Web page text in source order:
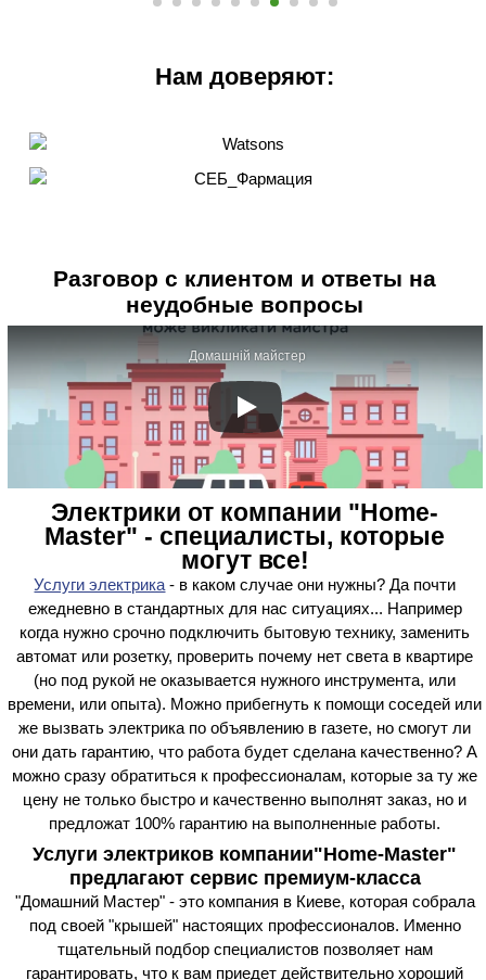
Нам доверяют:
Разговор с клиентом и ответы на
неудобные вопросы
Домашній майстер
Электрики от компании "Home-
Master" - специалисты, которые
могут все!
Услуги электрика - в каком случае они нужны? Да почти
ежедневно в стандартных для нас ситуациях... Например
когда нужно срочно подключить бытовую технику, заменить
автомат или розетку, проверить почему нет света в квартире
(но под рукой не оказывается нужного инструмента, или
времени, или опыта). Можно прибегнуть к помощи соседей или
же вызвать электрика по объявлению в газете, но смогут ли
они дать гарантию, что работа будет сделана качественно? А
можно сразу обратиться к профессионалам, которые за ту же
цену не только быстро и качественно выполнят заказ, но и
предложат 100% гарантию на выполненные работы.
Услуги электриков компании"Home-Master"
предлагают сервис премиум-класса
"Домашний Мастер" - это компания в Киеве, которая собрала
под своей "крышей" настоящих профессионалов. Именно
тщательный подбор специалистов позволяет нам
гарантировать, что к вам приедет действительно хороший